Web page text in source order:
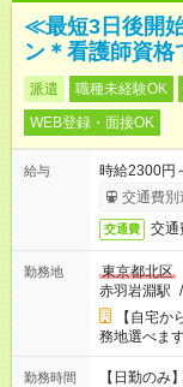
≪最短3日後開
ン＊看護師資格
派遣 職種未経験OK
WEB登録・面接OK
給与
時給2300
交通費別
交通費 交通
勤務地
東京都北区
赤羽岩淵駅 /
【自宅
務地選べます
勤務時間
【日勤のみ】9:00